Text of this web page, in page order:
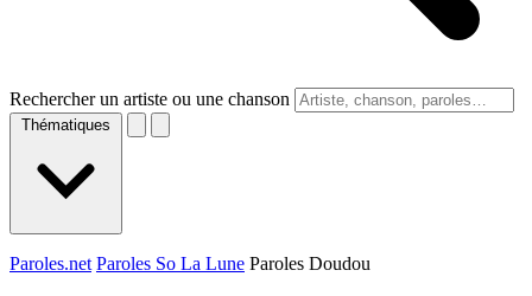
Rechercher un artiste ou une chanson
Thématiques
Paroles.net Paroles So La Lune Paroles Doudou